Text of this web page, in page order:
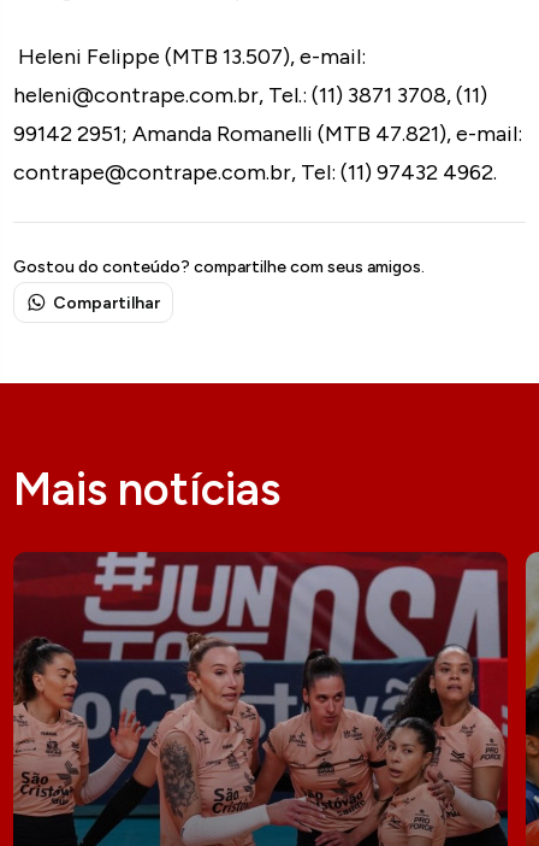
Heleni Felippe (MTB 13.507), e-mail:
heleni@contrape.com.br, Tel.: (11) 3871 3708, (11)
99142 2951; Amanda Romanelli (MTB 47.821), e-mail:
contrape@contrape.com.br, Tel: (11) 97432 4962.
Gostou do conteúdo? compartilhe com seus amigos.
Compartilhar
Mais notícias